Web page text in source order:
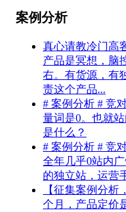
案例分析
真心请教冷门高
产品是冥想，脑
右。有货源，有
责这个产品...
# 案例分析 # 竞
量词是0。也就
是什么？
# 案例分析 # 竞
全年几乎0站内
的独立站，运营
【征集案例分
个月，产品定价